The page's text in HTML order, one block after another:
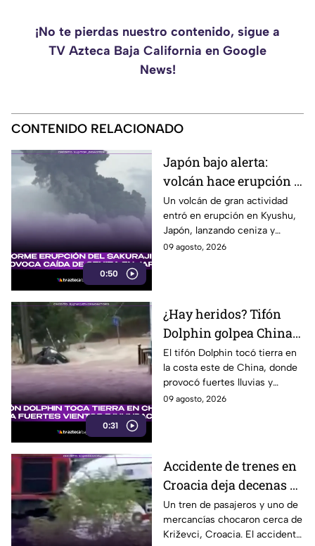
¡No te pierdas nuestro contenido, sigue a
TV Azteca Baja California en Google
News!
CONTENIDO RELACIONADO
0:50
Japón bajo alerta:
volcán hace erupción y
lanza ceniza a más de 2
mil metros
Un volcán de gran actividad
entró en erupción en Kyushu,
Japón, lanzando ceniza y
material volcánico a más de 2
09 agosto, 2026
0:31
¿Hay heridos? Tifón
Dolphin golpea China
con fuertes vientos y
lluvias
El tifón Dolphin tocó tierra en
la costa este de China, donde
provocó fuertes lluvias y
vientos, además de alertas por
09 agosto, 2026
Accidente de trenes en
Croacia deja decenas de
heridos; seis están
graves
Un tren de pasajeros y uno de
mercancías chocaron cerca de
Križevci, Croacia. El accidente